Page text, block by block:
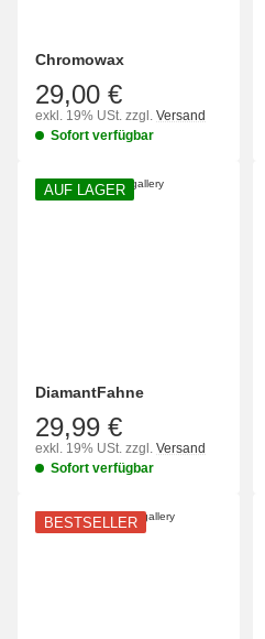
Chromowax
29,00 €
exkl. 19% USt. zzgl. Versand
Sofort verfügbar
AUF LAGER
DiamantFahne
29,99 €
exkl. 19% USt. zzgl. Versand
Sofort verfügbar
BESTSELLER